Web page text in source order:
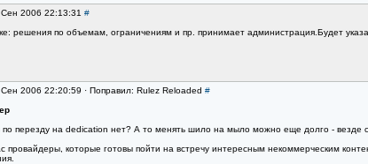
2006 22:13:31 #
решения по объемам, ограничениям и пр. принимает администрация.Будет
2006 22:20:59 · Поправил: Rulez Reloaded #
по перезду на dedication нет? А то менять шило на мыло можно еще долго - везде
провайдеры, которые готовы пойти на встречу интересным некоммерческим